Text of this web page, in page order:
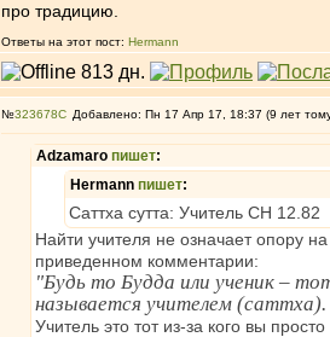
про традицию.
Ответы на этот пост: Hermann
№323678 Добавлено: Пн 17 Апр 17, 18:37 (9 лет
Adzamaro пишет:
Hermann пишет:
Саттха сутта: Учитель СН 12.82
Найти учителя не означает опору
приведенном комментарии:
"Будь то Будда или ученик –
называется учителем (саттха).
Учитель это тот из-за кого вы